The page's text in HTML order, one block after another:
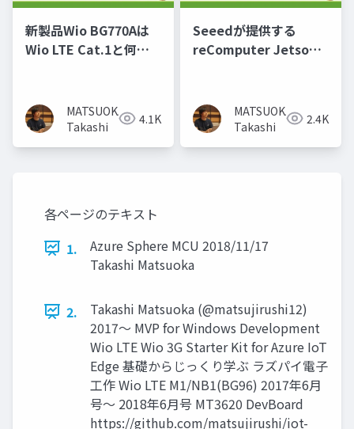
新製品Wio BG770Aは
Wio LTE Cat.1と何が
MATSUOKA
Takashi
4.1K
Seeedが提供する
reComputer Jetson
MATSUOKA
Takashi
2.4K
各ページのテキスト
1.
Azure Sphere MCU 2018/11/17
Takashi Matsuoka
2.
Takashi Matsuoka (@matsujirushi12)
2017～ MVP for Windows Development
Wio LTE Wio 3G Starter Kit for Azure IoT
Edge 基礎からじっくり学ぶ ラズパイ電子
工作 Wio LTE M1/NB1(BG96) 2017年6月
号～ 2018年6月号 MT3620 DevBoard
https://github.com/matsujirushi/iot-